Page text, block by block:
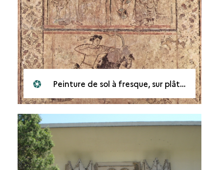
Peinture de sol à fresque, sur plâtre